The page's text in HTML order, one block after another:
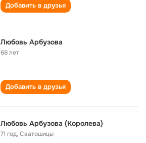
Добавить в друзья
Любовь Арбузова
68 лет
Добавить в друзья
Любовь Арбузова (Королева)
71 год,Сватошицы